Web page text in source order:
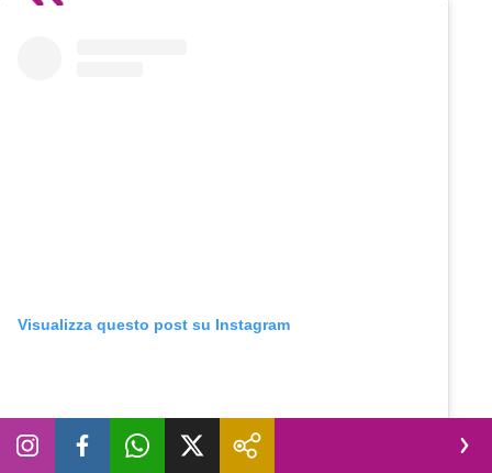
Visualizza questo post su Instagram